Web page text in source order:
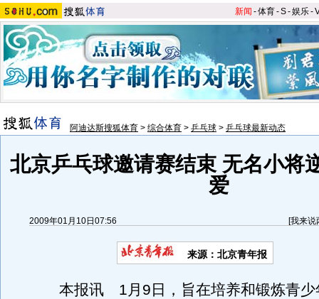
新闻 -体育-S-娱乐-
阿迪达斯搜狐体育 > 综合体育 > 乒乓球 > 乒乓球最新动态
北京乒乓球邀请赛结束 无名小将
爱
2009年01月10日07:56 [我来说
来源：北京青年报
本报讯 1月9日，旨在培养和锻炼青少